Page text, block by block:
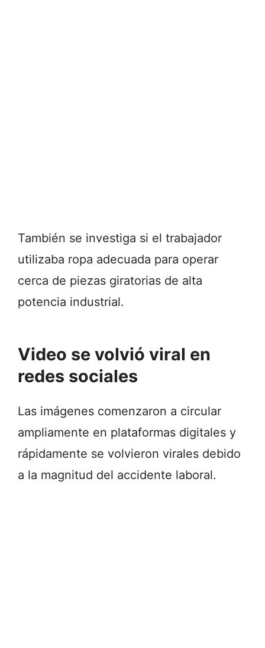
También se investiga si el trabajador
utilizaba ropa adecuada para operar
cerca de piezas giratorias de alta
potencia industrial.
Video se volvió viral en
redes sociales
Las imágenes comenzaron a circular
ampliamente en plataformas digitales y
rápidamente se volvieron virales debido
a la magnitud del accidente laboral.